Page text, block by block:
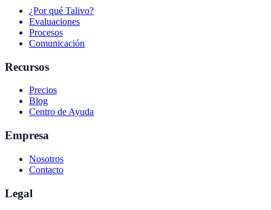
¿Por qué Talivo?
Evaluaciones
Procesos
Comunicación
Recursos
Precios
Blog
Centro de Ayuda
Empresa
Nosotros
Contacto
Legal